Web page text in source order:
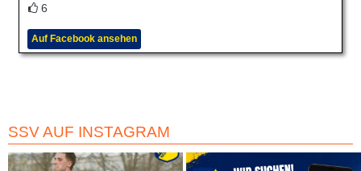
6
Auf Facebook ansehen
SSV AUF INSTAGRAM